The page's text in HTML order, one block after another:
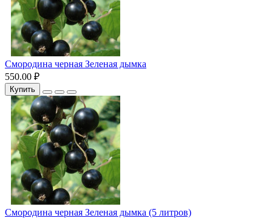
Смородина черная Зеленая дымка
550.00 ₽
Купить
Смородина черная Зеленая дымка (5 литров)